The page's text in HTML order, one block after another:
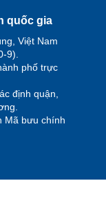
quốc gia
Việt Nam
9).
phố trực
định quận,
Mã bưu chính